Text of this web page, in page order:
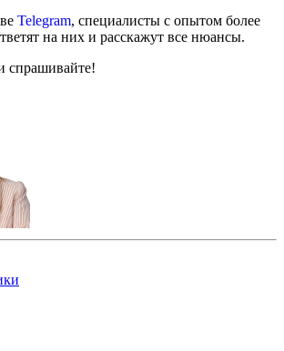
Telegram, специалисты с опытом более
на них и расскажут все нюансы.
спрашивайте!